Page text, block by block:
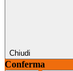
Chiudi
Conferma